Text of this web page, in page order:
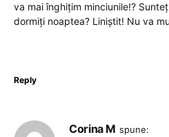
va mai înghițim minciunile!?
dormiți noaptea? Liniștit! Nu va
Reply
Corina M spune: